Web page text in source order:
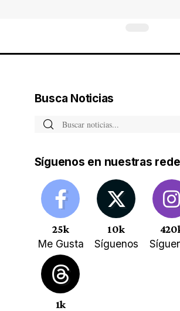
Busca Noticias
Síguenos en nuestras
25k
Me Gusta
10k
Síguenos
1k